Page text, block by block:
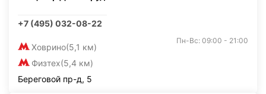
+7 (495) 032-08-22
Ховрино(5,1 км)
Физтех(5,4 км)
Пн-Вс: 09:00 - 21:00
Береговой пр-д, 5